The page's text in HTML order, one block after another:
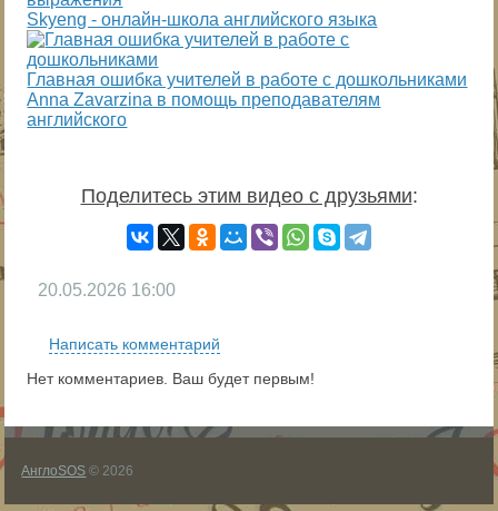
Skyeng - онлайн-школа английского языка
Главная ошибка учителей в работе с дошкольниками
Anna Zavarzina в помощь преподавателям
английского
Поделитесь этим видео с друзьями:
20.05.2026 16:00
Написать комментарий
Нет комментариев. Ваш будет первым!
АнглоSOS © 2026